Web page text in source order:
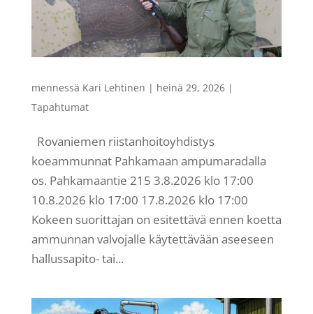
mennessä Kari Lehtinen | heinä 29, 2026|
Tapahtumat
Rovaniemen riistanhoitoyhdistys
koeammunnat Pahkamaan ampumaradalla
os. Pahkamaantie 215 3.8.2026 klo 17:00
10.8.2026 klo 17:00 17.8.2026 klo 17:00
Kokeen suorittajan on esitettävä ennen koetta
ammunnan valvojalle käytettävään aseeseen
hallussapito- tai...